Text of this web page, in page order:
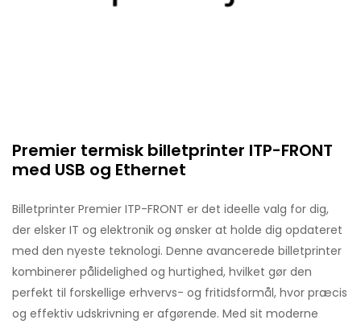
Premier termisk billetprinter ITP-FRONT
med USB og Ethernet
Billetprinter Premier ITP-FRONT er det ideelle valg for dig,
der elsker IT og elektronik og ønsker at holde dig opdateret
med den nyeste teknologi. Denne avancerede billetprinter
kombinerer pålidelighed og hurtighed, hvilket gør den
perfekt til forskellige erhvervs- og fritidsformål, hvor præcis
og effektiv udskrivning er afgørende. Med sit moderne